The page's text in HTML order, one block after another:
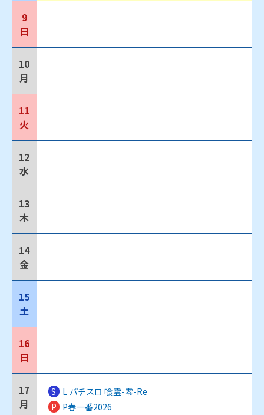
9
日
10
月
11
火
12
水
13
木
14
金
15
土
16
日
17
月
S
L パチスロ 喰霊-零-Re
P P春一番2026